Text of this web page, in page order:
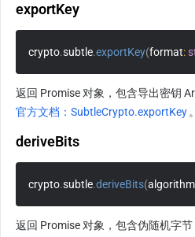
exportKey
crypto.subtle.exportKey(format:
返回 Promise 对象，包含导出密钥
官方文档：SubtleCrypto.exportKey 。
deriveBits
crypto.subtle.deriveBits(algorithm